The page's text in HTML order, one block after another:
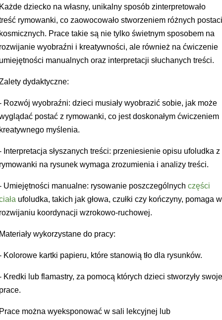
dziecko na własny, unikalny sposób zinterpretowało
rymowanki, co zaowocowało stworzeniem różnych
Prace takie są nie tylko świetnym sposobem na
wyobraźni i kreatywności, ale również na ćwiczenie
manualnych oraz interpretacji słuchanych treści.
dydaktyczne:
Rozwój wyobraźni: dzieci musiały wyobrazić sobie, jak może
postać z rymowanki, co jest doskonałym ćwiczeniem
myślenia.
Interpretacja słyszanych treści: przeniesienie opisu ufoludka z
na rysunek wymaga zrozumienia i analizy treści.
Umiejętności manualne: rysowanie poszczególnychczęści
ufoludka, takich jak głowa, czułki czy kończyny, pomaga w
koordynacji wzrokowo-ruchowej.
wykorzystane do pracy:
Kolorowe kartki papieru, które stanowią tło dla rysunków.
Kredki lub flamastry, za pomocą których dzieci stworzyły
można wyeksponować w sali lekcyjnej lub